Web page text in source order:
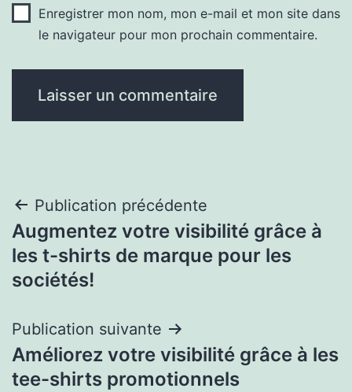
Enregistrer mon nom, mon e-mail et mon site dans
le navigateur pour mon prochain commentaire.
Navigation
de
l’article
Publication précédente
Augmentez votre visibilité grâce à
les t-shirts de marque pour les
sociétés!
Publication suivante
Améliorez votre visibilité grâce à les
tee-shirts promotionnels